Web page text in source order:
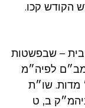
הקודש קכו.
– שבפשטות
לפיה״מ
מדות. שו״ת
ב, ט